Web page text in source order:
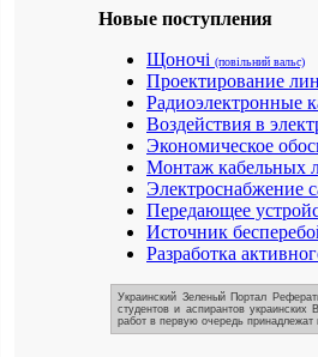
Новые поступления
Щоночі (повільний вальс)
Проектирование
Радиоэлектронные
Воздействия в
Экономическое
Монтаж кабельных
Электроснабжение
Передающее
Источник
Разработка
Украинский Зеленый Портал
студентов и аспирантов
работ в первую очередь